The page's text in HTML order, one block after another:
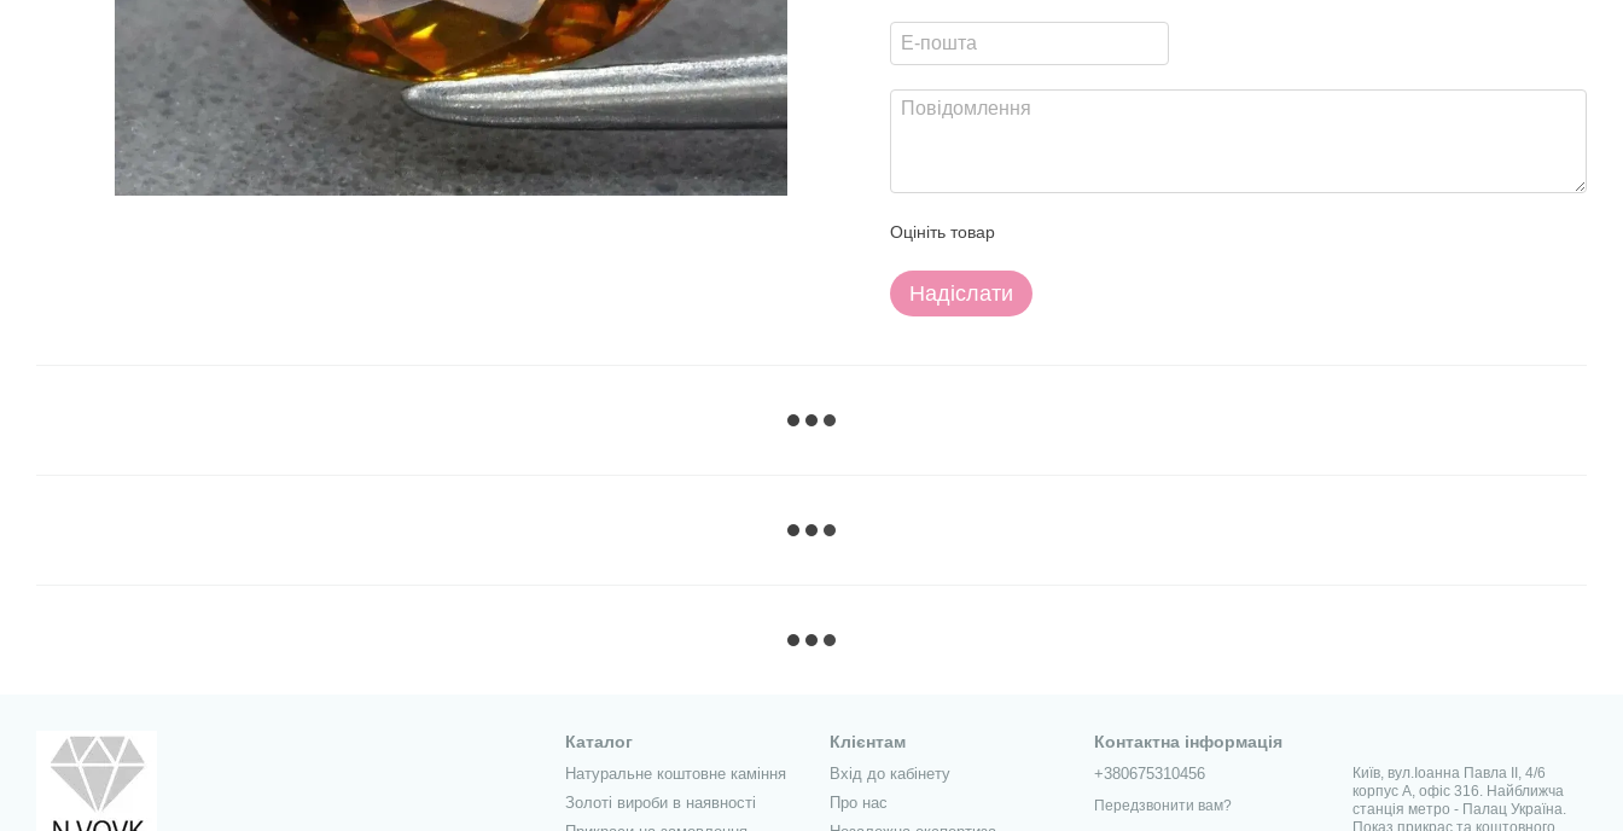
Оцініть товар
Надіслати
Каталог
Натуральне коштовне каміння
Золоті вироби в наявності
Клієнтам
Вхід до кабінету
Про нас
Контактна інформація
+380675310456
Передзвонити вам?
Київ, вул.Іоанна Павла II, 4/6
корпус А, офіс 316. Найближча
станція метро - Палац Україна.
Показ прикрас та коштовного